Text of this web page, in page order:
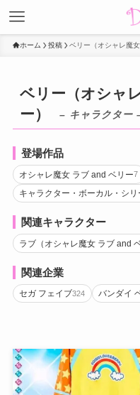
ホーム 投稿 ベリー（オシャレ魔
ベリー（オシャ
ー）
– キャラクター
登場作品
オシャレ魔女 ラブ and ベリー7
キャラクター・ボーカル・シ
関連キャラクター
ラブ（オシャレ魔女 ラブ and
関連企業
セガ フェイブ324 バンダイ